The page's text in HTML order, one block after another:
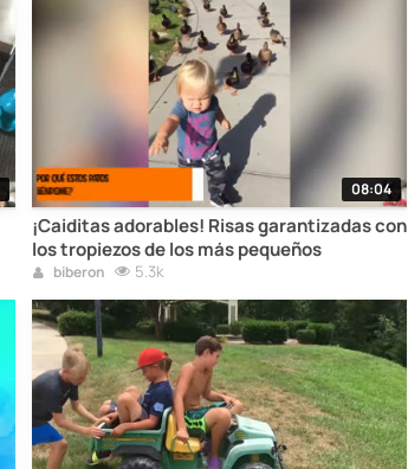
08:04
¡Caiditas adorables! Risas garantizadas con
los tropiezos de los más pequeños
biberon 5.3k